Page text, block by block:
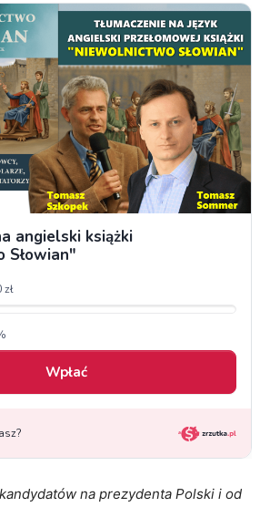
na prezydenta Polski i od